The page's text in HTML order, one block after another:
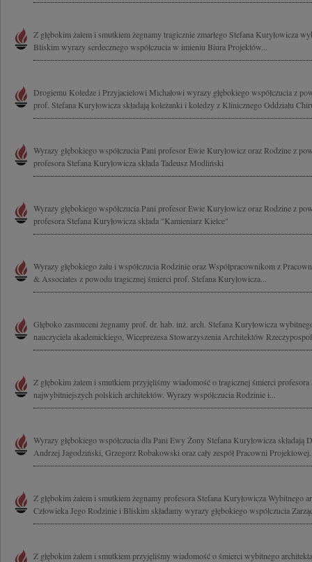
Z głębokim żalem i smutkiem żegnamy tragicznie zmarłego Stefana Kuryłowicza
Bliskim wyrazy serdecznego współczucia w imieniu Biura Projektów...
Drogiemu Koledze i Przyjacielowi Michałowi wyrazy głębokiego współczucia z
prof. Stefana Kuryłowicza składają koleżanki i koledzy z Klinicznego Oddziału
Wyrazy głębokiego współczucia Pani profesor Ewie Kuryłowicz oraz Rodzine z
profesora Stefana Kuryłowicza składa Tadeusz Modliński
Wyrazy głębokiego współczucia Pani profesor Ewie Kuryłowicz oraz Rodzine z
profesora Stefana Kuryłowicza składa "Kamieniarz Kielce"
Wyrazy głębokiego żalu i współczucia Rodzinie oraz Współpracownikom z
& Associates z powodu tragicznej śmierci prof. Stefana Kuryłowicza...
Głęboko zasmuceni żegnamy prof. dr. hab. inż. arch. Stefana Kuryłowicza
nauczyciela akademickiego, Wiceprezesa Stowarzyszenia Architektów
Z głębokim żalem i smutkiem przyjęliśmy wiadomość o tragicznej śmierci
najwybitniejszych polskich architektów. Wyrazy współczucia Rodzinie i...
Wyrazy głębokiego współczucia dla Pani Ewy Żony Stefana Kuryłowicza składają
Andrzej Jagodziński, Grzegorz Robakowski oraz cały zespół Pracowni
Z głębokim żalem i smutkiem żegnamy profesora Stefana Kuryłowicza Wybitnego
Człowieka Jego Rodzinie i Bliskim składamy wyrazy głębokiego współczucia
Z głębokim żalem i smutkiem przyjęliśmy wiadomość o śmierci wybitnego